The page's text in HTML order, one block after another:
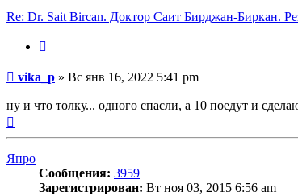
Re: Dr. Sait Bircan. Доктор Саит Бирджан-Биркан.
Сообщение
vika_p » Вс янв 16, 2022 5:41 pm
ну и что толку... одного спасли, а 10 поедут и
Япро
Сообщения: 3959
Зарегистрирован: Вт ноя 03, 2015 6:56 am